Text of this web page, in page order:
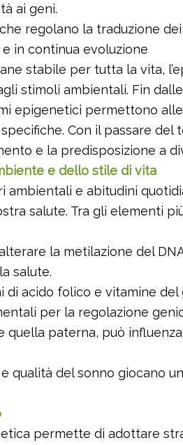
ai geni.
regolano la traduzione
in continua evoluzione
stabile per tutta la vita,
stimoli ambientali. Fin
epigenetici permettono
Con il passare del
e la predisposizione a
e dello stile di vita
ambientali e abitudini
salute. Tra gli elementi
la metilazione del
salute.
di acido folico e vitamine del
per la regolazione
quella paterna, può
qualità del sonno giocano
permette di adottare